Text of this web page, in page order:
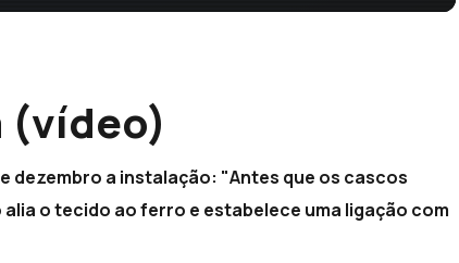
(vídeo)
dezembro a instalação: "Antes que os cascos
o tecido ao ferro e estabelece uma ligação com